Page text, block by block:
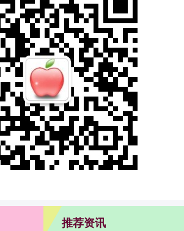
推荐资讯